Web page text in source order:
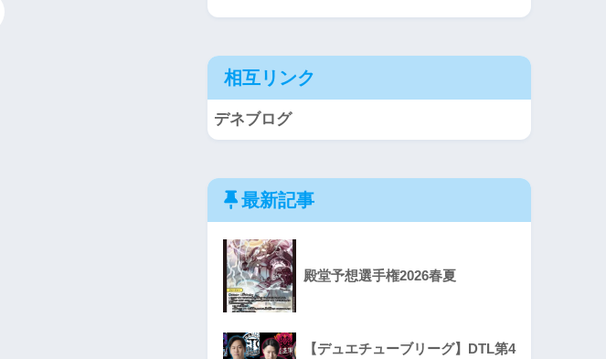
相互リンク
デネブログ
最新記事
殿堂予想選手権2026春夏
【デュエチューブリーグ】DTL第4